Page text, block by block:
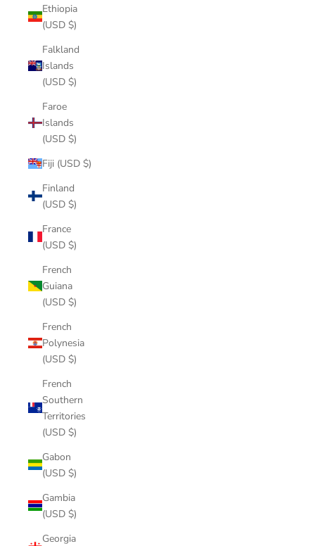
Ethiopia
(USD $)
Falkland
Islands
(USD $)
Faroe
Islands
(USD $)
Fiji (USD $)
Finland
(USD $)
France
(USD $)
French
Guiana
(USD $)
French
Polynesia
(USD $)
French
Southern
Territories
(USD $)
Gabon
(USD $)
Gambia
(USD $)
Georgia